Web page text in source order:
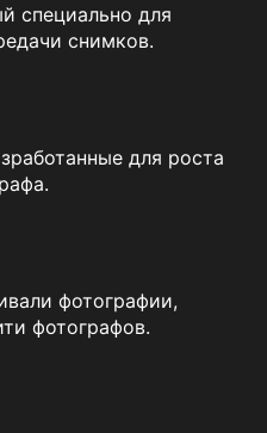
специально для
снимков.
для роста
фотографии,
фотографов.